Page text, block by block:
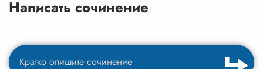
Написать сочинение